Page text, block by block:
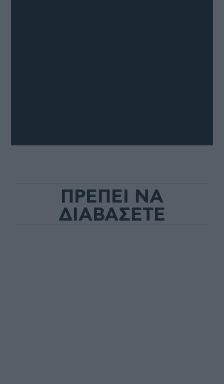
ΠΡΕΠΕΙ ΝΑ
ΔΙΑΒΑΣΕΤΕ